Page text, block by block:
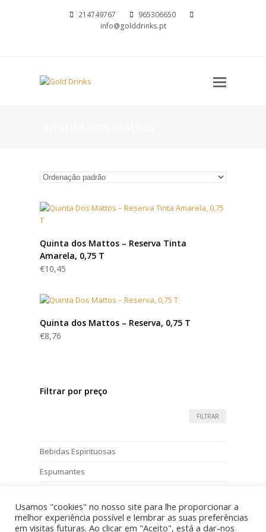
214749767
965306650
info@golddrinks.pt
Open
Quinta dos Mattos – Reserva Tinta
Amarela, 0,75 T
€10,45
Quinta dos Mattos – Reserva, 0,75 T
€8,76
Filtrar por preço
FILTRAR
Bebidas Espirituosas
Espumantes
Usamos "cookies" no nosso site para lhe proporcionar a
melhor experiência possível e lembrar as suas preferências
em visitas futuras. Ao clicar em "Aceito", está a dar-nos